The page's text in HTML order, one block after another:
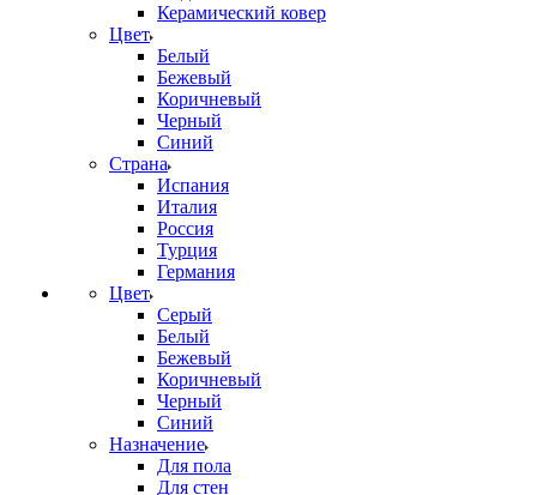
Керамический ковер
Цвет
Белый
Бежевый
Коричневый
Черный
Синий
Страна
Испания
Италия
Россия
Турция
Германия
Цвет
Серый
Белый
Бежевый
Коричневый
Черный
Синий
Назначение
Для пола
Для стен